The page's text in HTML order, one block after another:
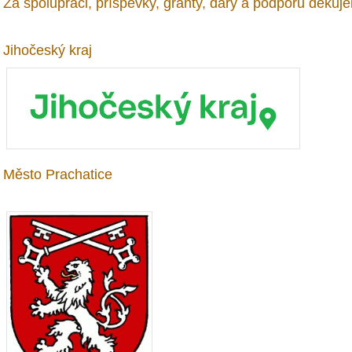
Za spolupráci, příspěvky, granty, dary a podporu
Jihočeský kraj
Město Prachatice